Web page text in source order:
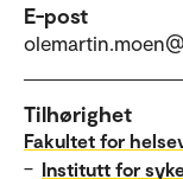
E-post
Tilhørighet
Fakultet for
– Institutt for